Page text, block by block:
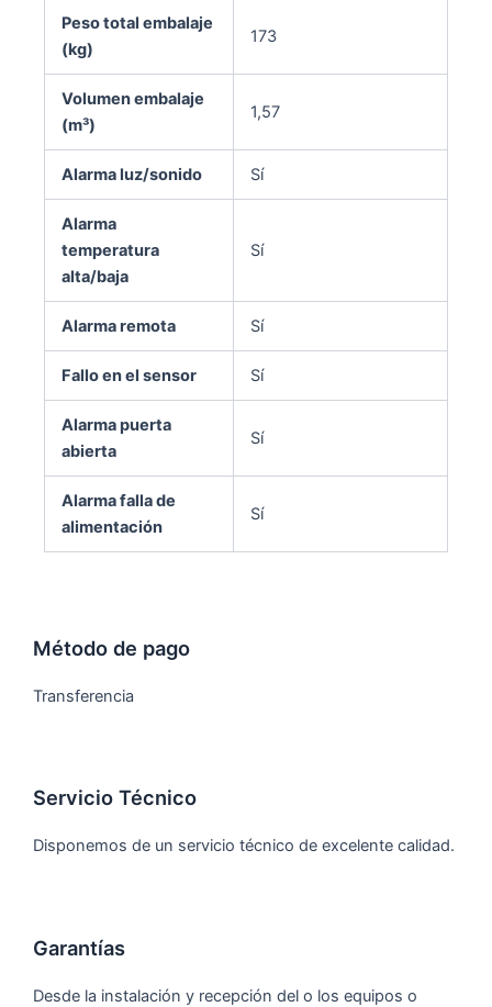
Peso total embalaje
(kg)
173
Volumen embalaje
(m³)
1,57
Alarma luz/sonido Sí
Alarma
temperatura
alta/baja
Sí
Alarma remota Sí
Fallo en el sensor Sí
Alarma puerta
abierta
Sí
Alarma falla de
alimentación
Sí
Método de pago
Transferencia
Servicio Técnico
Disponemos de un servicio técnico de excelente calidad.
Garantías
Desde la instalación y recepción del o los equipos o